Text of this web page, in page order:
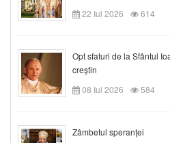
22 Iul 2026
614
Opt sfaturi de la Sfântul
creștin
08 Iul 2026
584
Zâmbetul speranței